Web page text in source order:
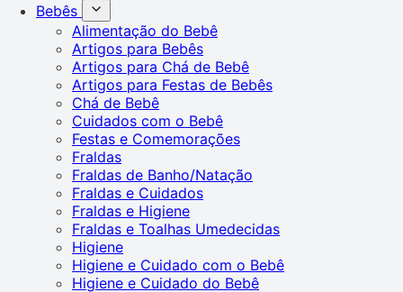
Bebês
Alimentação do Bebê
Artigos para Bebês
Artigos para Chá de Bebê
Artigos para Festas de Bebês
Chá de Bebê
Cuidados com o Bebê
Festas e Comemorações
Fraldas
Fraldas de Banho/Natação
Fraldas e Cuidados
Fraldas e Higiene
Fraldas e Toalhas Umedecidas
Higiene
Higiene e Cuidado com o Bebê
Higiene e Cuidado do Bebê